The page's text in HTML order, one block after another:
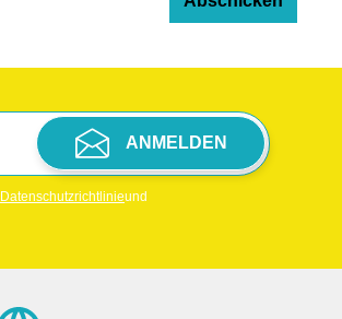
ANMELDEN
Datenschutzrichtlinieund